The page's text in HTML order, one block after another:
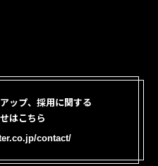
ップ、採用に関する
はこちら
contact/